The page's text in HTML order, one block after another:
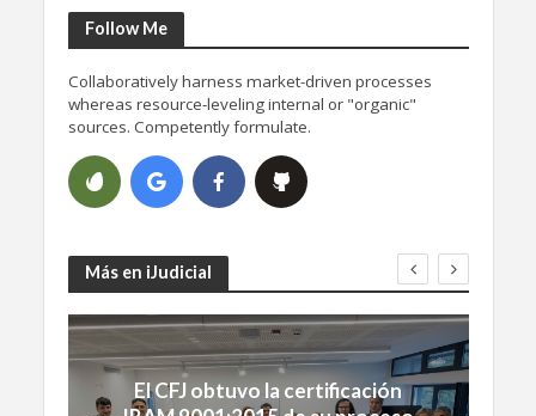
Follow Me
Collaboratively harness market-driven processes
whereas resource-leveling internal or "organic"
sources. Competently formulate.
Más en iJudicial
El CFJ obtuvo la certificación